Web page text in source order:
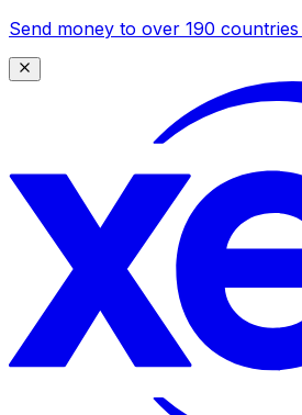
Send money to over 190 countries